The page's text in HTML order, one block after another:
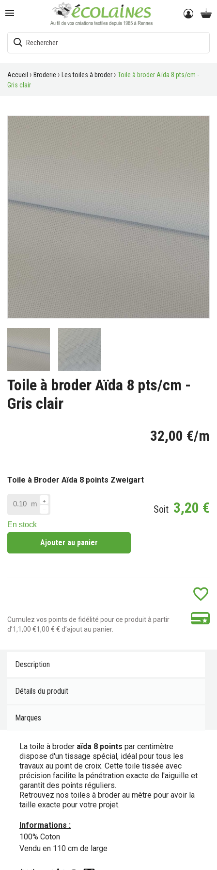

Accueil Broderie Les toiles à broder
Toile à broder Aïda 8 pts/cm -
Gris clair
Toile à broder Aïda 8 pts/cm -
Gris clair
32,00 €/m
Toile à Broder Aïda 8 points Zweigart
m Soit 3,20 €
En stock
Ajouter au panier
favorite_border
Cumulez vos points de fidélité pour ce produit à partir
d’1,1,00 €1,00 € € d’ajout au panier.
Description
Détails du produit
Marques
La toile à broder aïda 8 points par centimètre
dispose d'un tissage spécial, idéal pour tous les
travaux au point de croix. Cette toile tissée avec
précision facilite la pénétration exacte de l'aiguille et
garantit des points réguliers.
Retrouvez nos toiles à broder au mètre pour avoir la
taille exacte pour votre projet.
Informations :
100% Coton
Vendu en 110 cm de large